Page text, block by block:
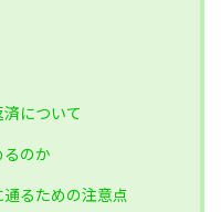
について
のか
るための注意点